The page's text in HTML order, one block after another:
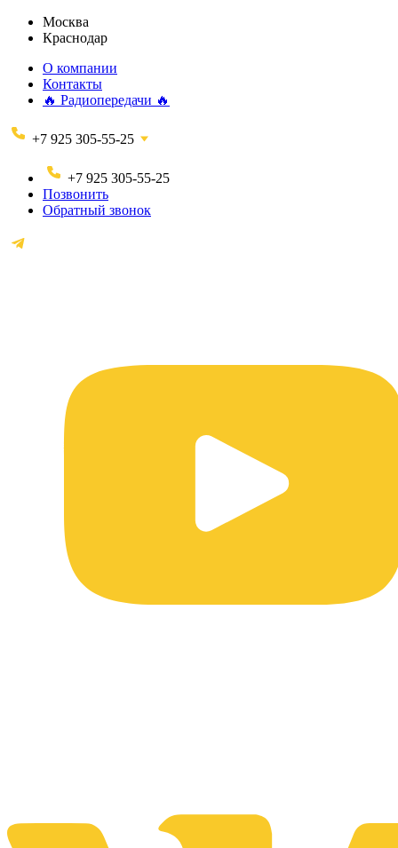
Москва
Краснодар
О компании
Контакты
🔥 Радиопередачи 🔥
+7 925 305-55-25
+7 925 305-55-25
Позвонить
Обратный звонок